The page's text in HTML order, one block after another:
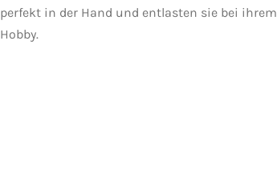
perfekt in der Hand und entlasten sie bei ihrem
Hobby.